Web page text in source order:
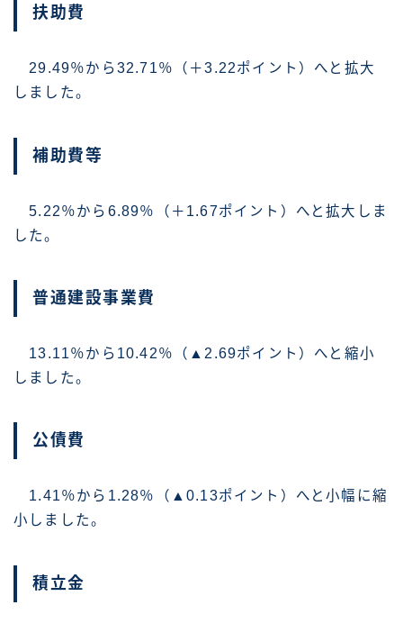
扶助費
29.49％から32.71％（＋3.22ポイント）へと拡大
しました。
補助費等
5.22％から6.89％（＋1.67ポイント）へと拡大しま
した。
普通建設事業費
13.11％から10.42％（▲2.69ポイント）へと縮小
しました。
公債費
1.41％から1.28％（▲0.13ポイント）へと小幅に縮
小しました。
積立金